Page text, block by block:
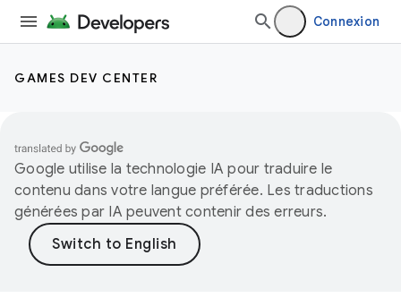
Connexion
GAMES DEV CENTER
Google utilise la technologie IA pour traduire le
contenu dans votre langue préférée. Les traductions
générées par IA peuvent contenir des erreurs.